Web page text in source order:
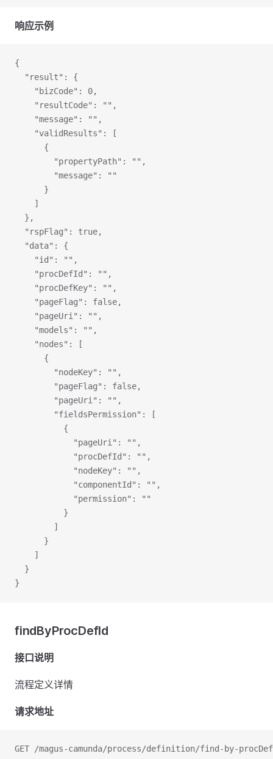
响应示例
{
  "result": {
    "bizCode": 0,
    "resultCode": "",
    "message": "",
    "validResults": [
      {
        "propertyPath": "",
        "message": ""
      }
    ]
  },
  "rspFlag": true,
  "data": {
    "id": "",
    "procDefId": "",
    "procDefKey": "",
    "pageFlag": false,
    "pageUri": "",
    "models": "",
    "nodes": [
      {
        "nodeKey": "",
        "pageFlag": false,
        "pageUri": "",
        "fieldsPermission": [
          {
            "pageUri": "",
            "procDefId": "",
            "nodeKey": "",
            "componentId": "",
            "permission": ""
          }
        ]
      }
    ]
  }
}
findByProcDefId
接口说明
流程定义详情
请求地址
GET /magus-camunda/process/definition/find-by-